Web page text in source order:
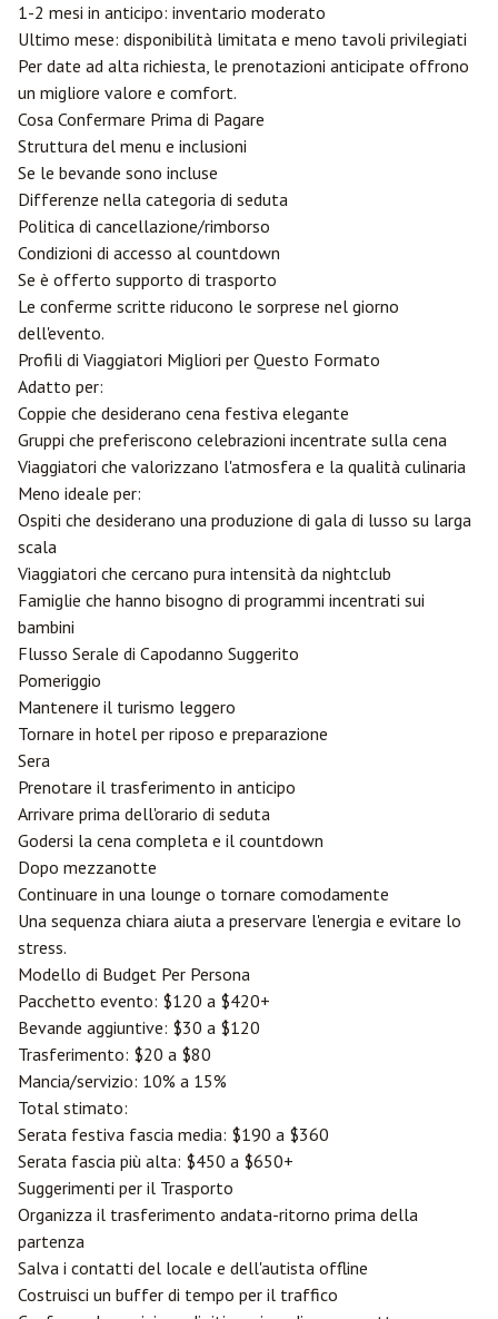
1-2 mesi in anticipo: inventario moderato
Ultimo mese: disponibilità limitata e meno tavoli privilegiati
Per date ad alta richiesta, le prenotazioni anticipate offrono
un migliore valore e comfort.
Cosa Confermare Prima di Pagare
Struttura del menu e inclusioni
Se le bevande sono incluse
Differenze nella categoria di seduta
Politica di cancellazione/rimborso
Condizioni di accesso al countdown
Se è offerto supporto di trasporto
Le conferme scritte riducono le sorprese nel giorno
dell'evento.
Profili di Viaggiatori Migliori per Questo Formato
Adatto per:
Coppie che desiderano cena festiva elegante
Gruppi che preferiscono celebrazioni incentrate sulla cena
Viaggiatori che valorizzano l'atmosfera e la qualità culinaria
Meno ideale per:
Ospiti che desiderano una produzione di gala di lusso su larga
scala
Viaggiatori che cercano pura intensità da nightclub
Famiglie che hanno bisogno di programmi incentrati sui
bambini
Flusso Serale di Capodanno Suggerito
Pomeriggio
Mantenere il turismo leggero
Tornare in hotel per riposo e preparazione
Sera
Prenotare il trasferimento in anticipo
Arrivare prima dell'orario di seduta
Godersi la cena completa e il countdown
Dopo mezzanotte
Continuare in una lounge o tornare comodamente
Una sequenza chiara aiuta a preservare l'energia e evitare lo
stress.
Modello di Budget Per Persona
Pacchetto evento: $120 a $420+
Bevande aggiuntive: $30 a $120
Trasferimento: $20 a $80
Mancia/servizio: 10% a 15%
Total stimato:
Serata festiva fascia media: $190 a $360
Serata fascia più alta: $450 a $650+
Suggerimenti per il Trasporto
Organizza il trasferimento andata-ritorno prima della
partenza
Salva i contatti del locale e dell'autista offline
Costruisci un buffer di tempo per il traffico